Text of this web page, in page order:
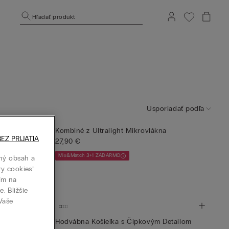
Hľadať produkt
Usporiadať podľa
Kombiné z Ultralight Mikrovlákna
27,90 €
Mix&Match 3+1 ZADARMO
Hodvábna Košieľka s Čipkovým Detailom
obsah a
cookies”
na
Bližšie
PRIJATIA